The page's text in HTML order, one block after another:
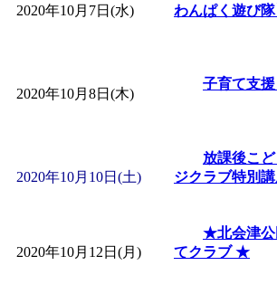
間：2026/08/
「みなづる号
「堂島地区歴
」 受付期
「みなづる号
2020年10月7日(水)
わんぱく遊び
2020年10月8日(木)
子育て支援
2020年10月10日(土)
放課後こ
ジクラブ特別
2020年10月12日(月)
★北会津
てクラブ ★